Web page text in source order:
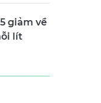
giảm về
lít